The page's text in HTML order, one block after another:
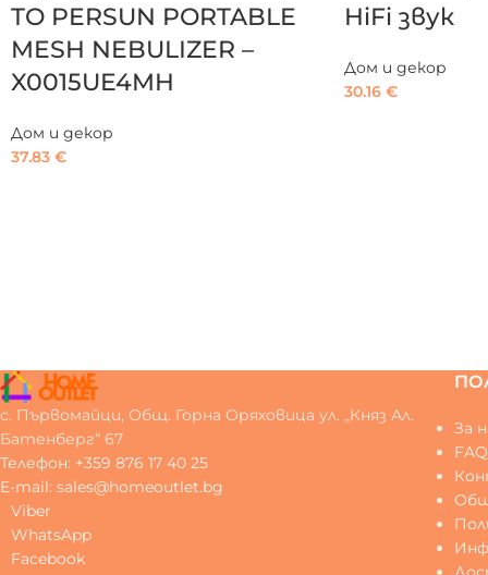
TO PERSUN PORTABLE
MESH NEBULIZER –
X0015UE4MH
Дом и декор
37.83 €
HiFi звук
Дом и декор
30.16 €
с. Първомайци, Общ. Горна Оряховица ул. „Княз Ал.
Батенберг“ 67
Телефон: +359 876 17 40 25
E-mail: sales@homeoutlet.bg
Viber
WhatsApp
Facebook
За
FAQ